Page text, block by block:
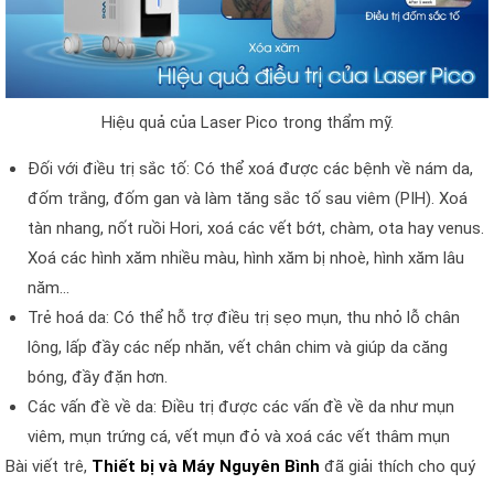
Hiệu quả của Laser Pico trong thẩm mỹ.
Đối với điều trị sắc tố: Có thể xoá được các bệnh về nám da,
đốm trắng, đốm gan và làm tăng sắc tố sau viêm (PIH). Xoá
tàn nhang, nốt ruồi Hori, xoá các vết bớt, chàm, ota hay venus.
Xoá các hình xăm nhiều màu, hình xăm bị nhoè, hình xăm lâu
năm…
Trẻ hoá da: Có thể hỗ trợ điều trị sẹo mụn, thu nhỏ lỗ chân
lông, lấp đầy các nếp nhăn, vết chân chim và giúp da căng
bóng, đầy đặn hơn.
Các vấn đề về da: Điều trị được các vấn đề về da như mụn
viêm, mụn trứng cá, vết mụn đỏ và xoá các vết thâm mụn
Bài viết trê, Thiết bị và Máy Nguyên Bình đã giải thích cho quý